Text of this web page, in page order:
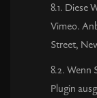
8.1. Diese
Vimeo.
Street,
8.2. Wenn
Plugin